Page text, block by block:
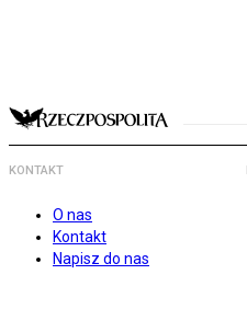
KONTAKT
O nas
Kontakt
Napisz do nas